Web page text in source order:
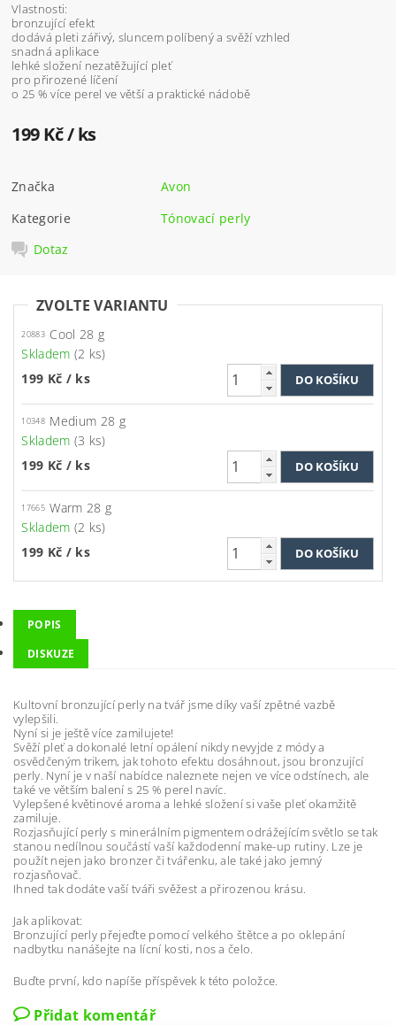
Vlastnosti:
bronzující efekt
dodává pleti zářivý, sluncem políbený a svěží vzhled
snadná aplikace
lehké složení nezatěžující pleť
pro přirozené líčení
o 25 % více perel ve větší a praktické nádobě
199 Kč/ ks
Značka
Avon
Kategorie
Tónovací perly
Dotaz
ZVOLTE VARIANTU
20883 Cool 28 g
Skladem (2 ks)
199 Kč / ks
10348 Medium 28 g
Skladem (3 ks)
199 Kč / ks
17665 Warm 28 g
Skladem (2 ks)
199 Kč / ks
POPIS
DISKUZE
Kultovní bronzující perly na tvář jsme díky vaší zpětné vazbě
vylepšili.
Nyní si je ještě více zamilujete!
Svěží pleť a dokonalé letní opálení nikdy nevyjde z módy a
osvědčeným trikem, jak tohoto efektu dosáhnout, jsou bronzující
perly. Nyní je v naší nabídce naleznete nejen ve více odstínech, ale
také ve větším balení s 25 % perel navíc.
Vylepšené květinové aroma a lehké složení si vaše pleť okamžitě
zamiluje.
Rozjasňující perly s minerálním pigmentem odrážejícím světlo se tak
stanou nedílnou součástí vaší každodenní make-up rutiny. Lze je
použít nejen jako bronzer či tvářenku, ale také jako jemný
rozjasňovač.
Ihned tak dodáte vaší tváři svěžest a přirozenou krásu.
Jak aplikovat:
Bronzující perly přejeďte pomocí velkého štětce a po oklepání
nadbytku nanášejte na lícní kosti, nos a čelo.
Buďte první, kdo napíše příspěvek k této položce.
Přidat komentář